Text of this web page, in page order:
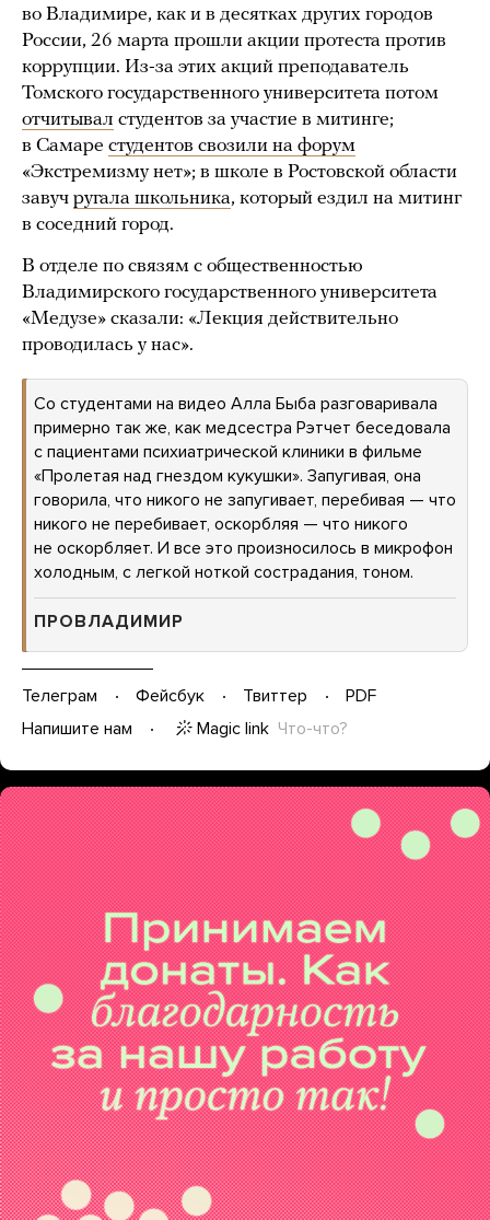
во Владимире, как и в десятках других городов
России, 26 марта прошли акции протеста против
коррупции. Из-за этих акций преподаватель
Томского государственного университета потом
отчитывал студентов за участие в митинге;
в Самаре студентов свозили на форум
«Экстремизму нет»; в школе в Ростовской области
завуч ругала школьника, который ездил на митинг
в соседний город.
В отделе по связям с общественностью
Владимирского государственного университета
«Медузе» сказали: «Лекция действительно
проводилась у нас».
Со студентами на видео Алла Быба разговаривала
примерно так же, как медсестра Рэтчет беседовала
с пациентами психиатрической клиники в фильме
«Пролетая над гнездом кукушки». Запугивая, она
говорила, что никого не запугивает, перебивая — что
никого не перебивает, оскорбляя — что никого
не оскорбляет. И все это произносилось в микрофон
холодным, с легкой ноткой сострадания, тоном.
ПРОВЛАДИМИР
Телеграм Фейсбук Твиттер
PDF
Напишите нам
Magic link Что-что?